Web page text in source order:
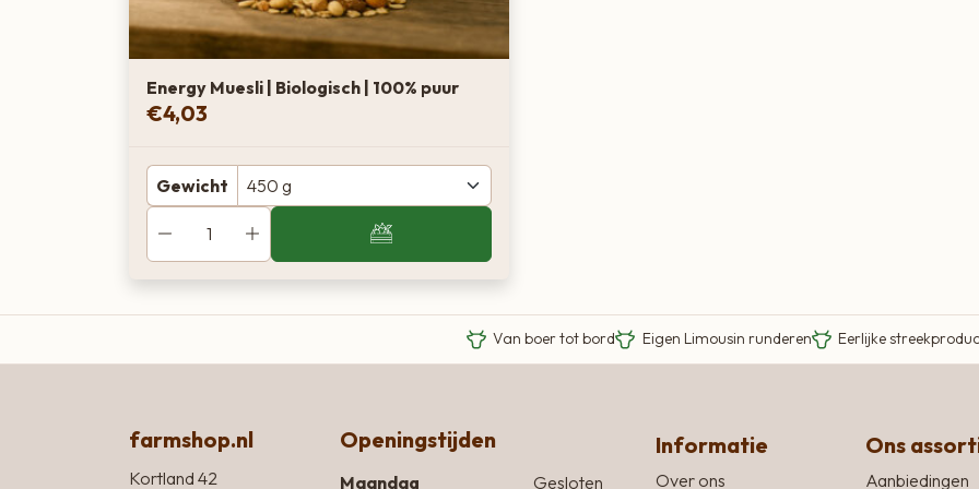
Energy Muesli | Biologisch | 100% puur
€4,03
Gewicht
Van boer tot bord Eigen Limousin runderen Eerlijke
farmshop.nl
Kortland 42
Openingstijden
Maandag Gesloten
Informatie
Over ons
Ons
Aanbiedingen